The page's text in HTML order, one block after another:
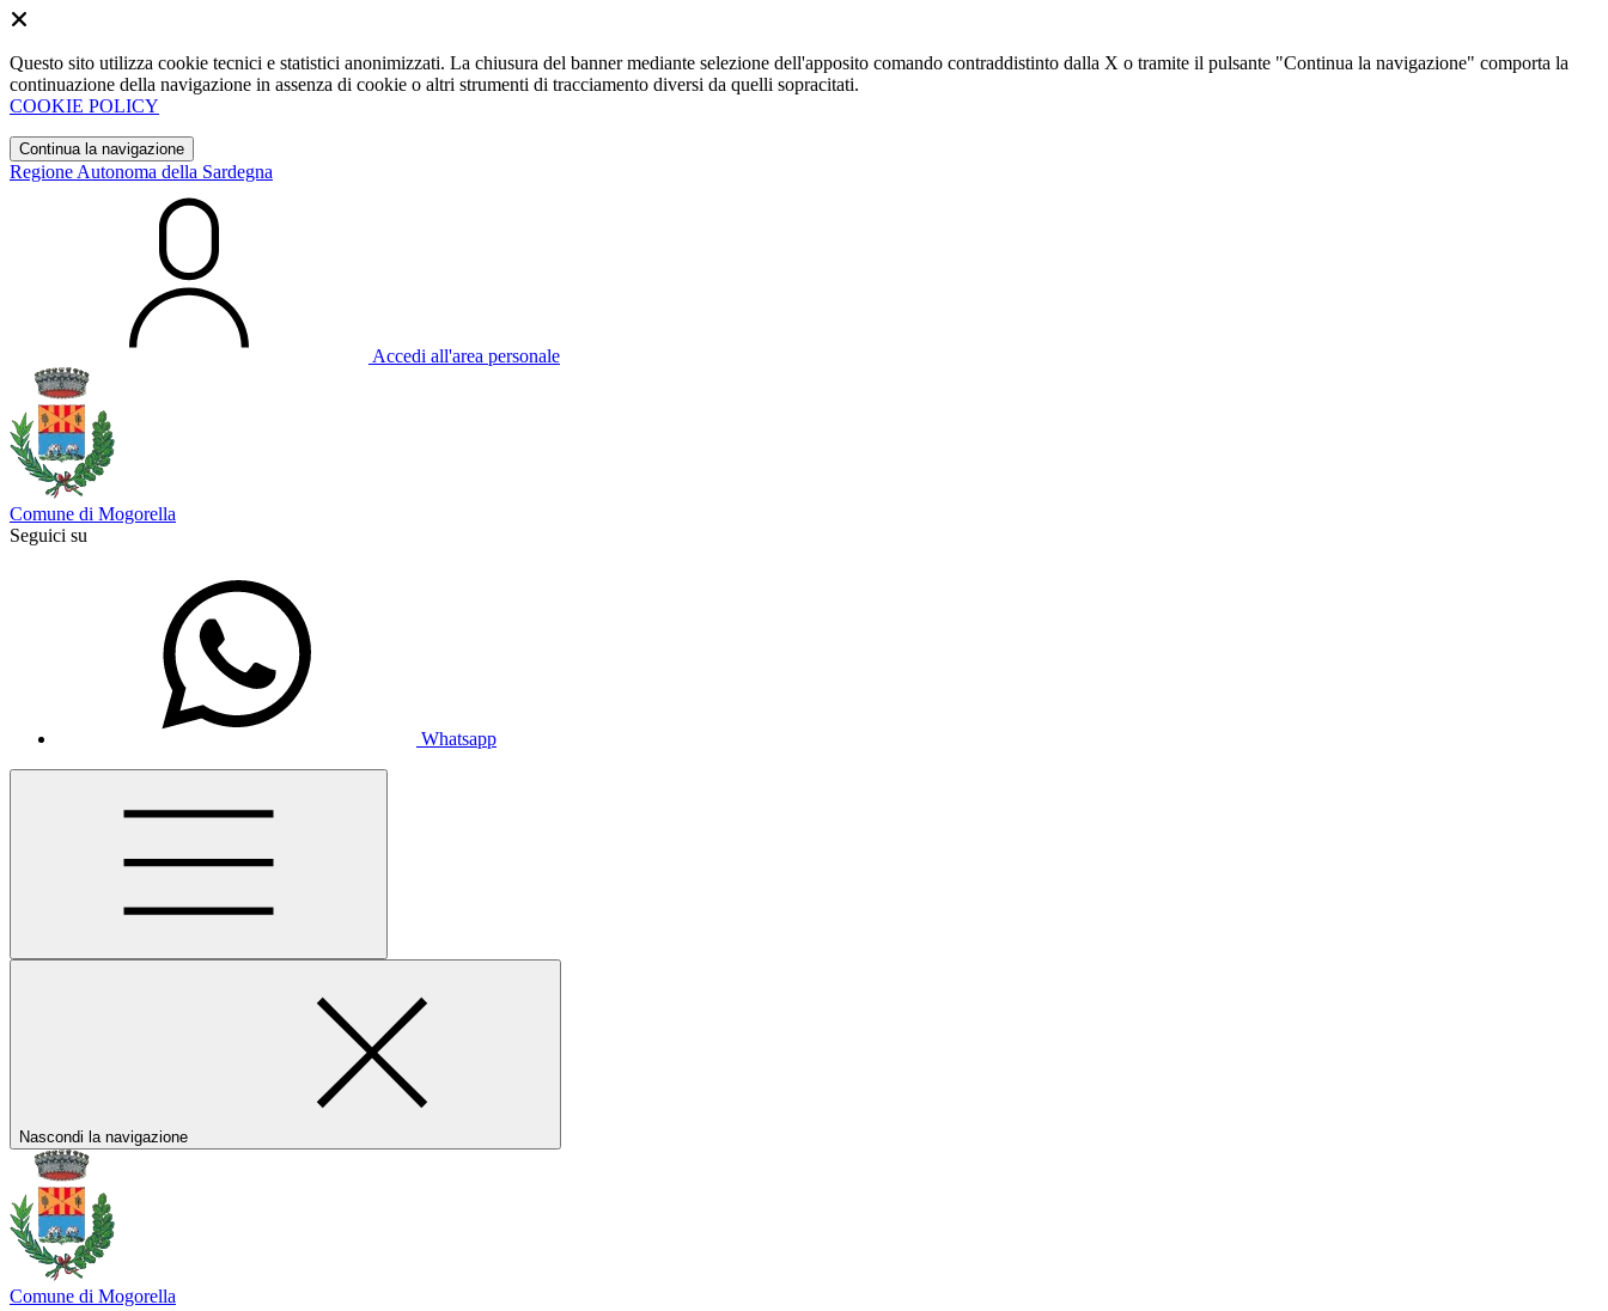
Questo sito utilizza cookie tecnici e statistici anonimizzati. La chiusura del banner mediante selezione dell'apposito comando contraddistinto dalla X o tramite il pulsante "Continua la navigazione" comporta la
continuazione della navigazione in assenza di cookie o altri strumenti di tracciamento diversi da quelli sopracitati.
COOKIE POLICY
Continua la navigazione
Regione Autonoma della Sardegna
Accedi all'area personale
Comune di Mogorella
Seguici su
Whatsapp
Nascondi la navigazione
Comune di Mogorella